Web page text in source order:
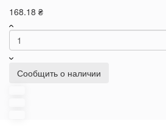
168.18 ₴
Сообщить о наличии